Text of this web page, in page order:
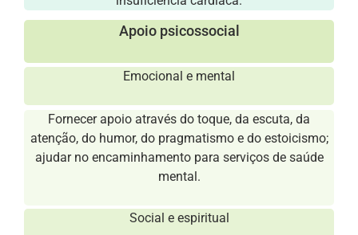
Apoio psicossocial
Emocional e mental
Fornecer apoio através do toque, da escuta, da
atenção, do humor, do pragmatismo e do estoicismo;
ajudar no encaminhamento para serviços de saúde
mental.
Social e espiritual